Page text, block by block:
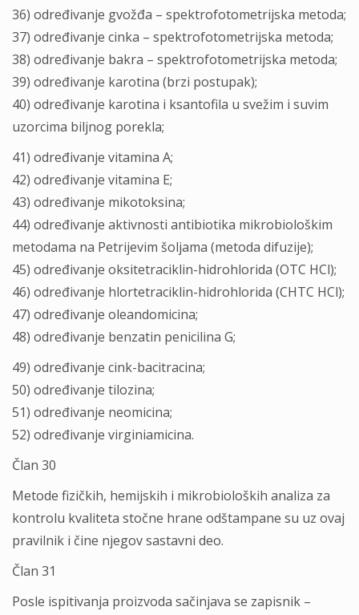
36) određivanje gvožđa – spektrofotometrijska metoda;
37) određivanje cinka – spektrofotometrijska metoda;
38) određivanje bakra – spektrofotometrijska metoda;
39) određivanje karotina (brzi postupak);
40) određivanje karotina i ksantofila u svežim i suvim
uzorcima biljnog porekla;
41) određivanje vitamina A;
42) određivanje vitamina E;
43) određivanje mikotoksina;
44) određivanje aktivnosti antibiotika mikrobiološkim
metodama na Petrijevim šoljama (metoda difuzije);
45) određivanje oksitetraciklin-hidrohlorida (OTC HCl);
46) određivanje hlortetraciklin-hidrohlorida (CHTC HCl);
47) određivanje oleandomicina;
48) određivanje benzatin penicilina G;
49) određivanje cink-bacitracina;
50) određivanje tilozina;
51) određivanje neomicina;
52) određivanje virginiamicina.
Član 30
Metode fizičkih, hemijskih i mikrobioloških analiza za
kontrolu kvaliteta stočne hrane odštampane su uz ovaj
pravilnik i čine njegov sastavni deo.
Član 31
Posle ispitivanja proizvoda sačinjava se zapisnik –